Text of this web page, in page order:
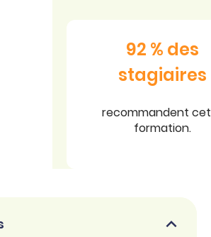
92 % des
stagiaires
recommandent
formation.